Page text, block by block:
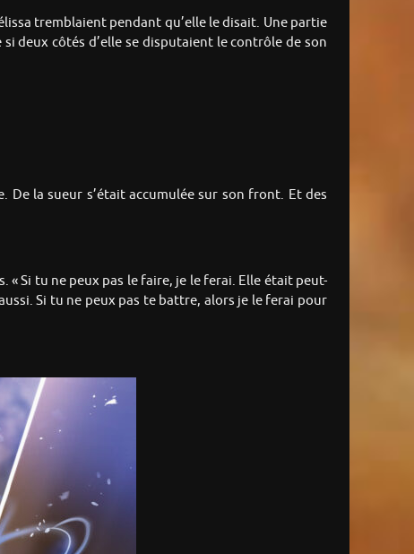
tremblaient pendant qu’elle le disait. Une partie
deux côtés d’elle se disputaient le contrôle de son
De la sueur s’était accumulée sur son front. Et des
« Si tu ne peux pas le faire, je le ferai. Elle était peut-
Si tu ne peux pas te battre, alors je le ferai pour